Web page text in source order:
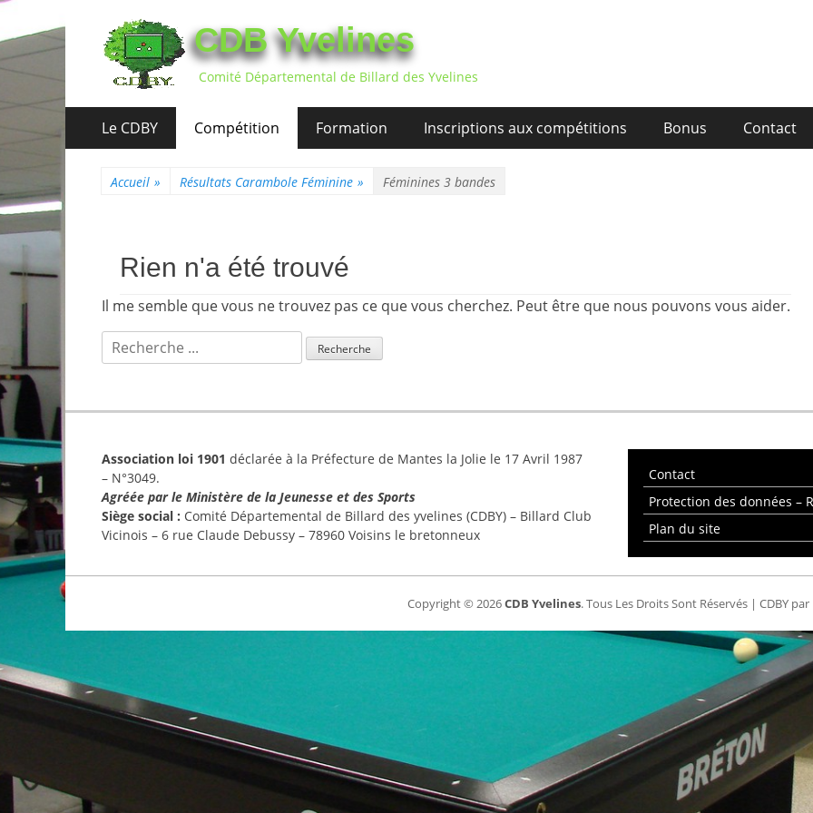
CDB Yvelines
Comité Départemental de Billard des Yvelines
Premier
menu
Le CDBY Compétition Formation Inscriptions aux compétitions Bonus Contact
Accueil » Résultats Carambole Féminine » Féminines 3 bandes
Rien n'a été trouvé
Il me semble que vous ne trouvez pas ce que vous cherchez. Peut être que nous pouvons vous aider.
Recherche
pour:
Association loi 1901 déclarée à la Préfecture de Mantes la Jolie le 17 Avril 1987
– N°3049.
Agréée par le Ministère de la Jeunesse et des Sports
Siège social : Comité Départemental de Billard des yvelines (CDBY) – Billard Club
Vicinois – 6 rue Claude Debussy – 78960 Voisins le bretonneux
Contact
Protection des données –
Plan du site
Copyright © 2026CDB Yvelines. Tous Les Droits Sont Réservés | CDBY par